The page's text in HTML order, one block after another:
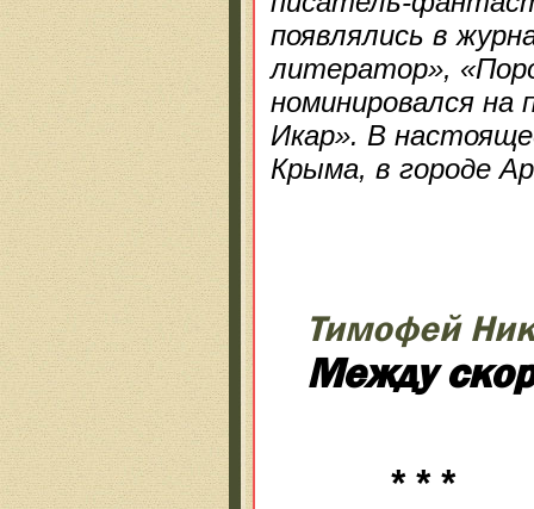
появлялись в
литератор»,
номинировался
Икар». В
Крыма, в городе
Тимофей
Между
* * *